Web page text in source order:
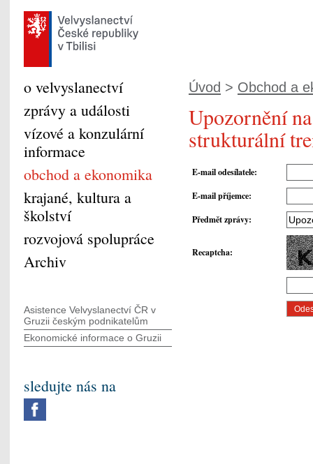
Úvod > Obchod a
Upozornění
strukturální
E-mail odesílatele:
E-mail příjemce:
Předmět zprávy:
Recaptcha:
o velvyslanectví
zprávy a události
vízové a konzulární
informace
obchod a ekonomika
krajané, kultura a
školství
rozvojová spolupráce
Archiv
Asistence Velvyslanectví ČR v
Gruzii českým podnikatelům
Ekonomické informace o Gruzii
sledujte nás na